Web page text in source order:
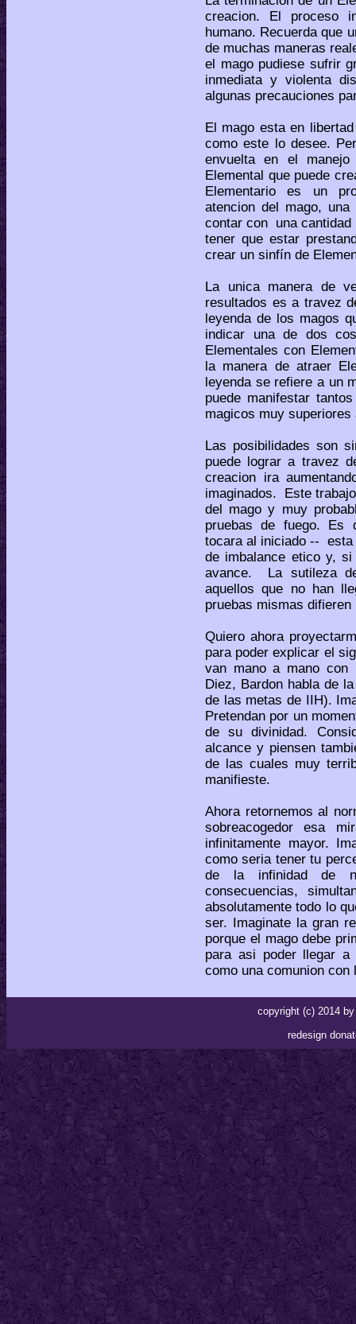
creacion. El proceso
humano. Recuerda que
de muchas maneras
el mago pudiese sufrir
inmediata y violenta
algunas precauciones
El mago esta en
como este lo desee.
envuelta en el
Elemental que puede
Elementario es un
atencion del mago,
contar con una
tener que estar
crear un sinfín de
La unica manera de
resultados es a travez
leyenda de los magos
indicar una de dos
Elementales con
la manera de atraer
leyenda se refiere a un
puede manifestar
magicos muy
Las posibilidades son
puede lograr a travez
creacion ira
imaginados. Este
del mago y muy
pruebas de fuego. Es
tocara al iniciado -- esta
de imbalance etico y,
avance. La sutileza
aquellos que no han
pruebas mismas
Quiero ahora
para poder explicar el
van mano a mano con
Diez, Bardon habla de
de las metas de IIH).
Pretendan por un
de su divinidad.
alcance y piensen
de las cuales muy
manifieste.
Ahora retornemos al
sobreacogedor esa
infinitamente mayor.
como seria tener tu
de la infinidad de
consecuencias,
absolutamente todo lo
ser. Imaginate la gran
porque el mago debe
para asi poder llegar
como una comunion con
copyright (c) 2014
redesign